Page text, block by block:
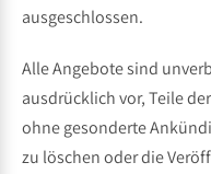
ausgeschlossen.
Alle Angebote sind
ausdrücklich vor, Teile
ohne gesonderte
zu löschen oder die